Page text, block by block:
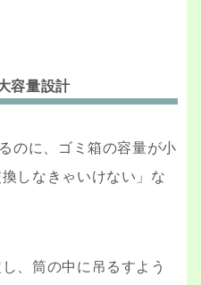
容量設計
のに、ゴミ箱の容量が小
しなきゃいけない」な
、筒の中に吊るすよう